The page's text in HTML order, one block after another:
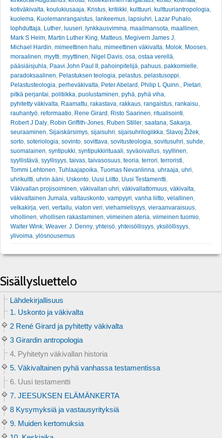
kotiväkivalta, koulukiusaaja, Kristus, kritiikki, kulttuuri, kulttuuriantropologia,
kuolema, Kuolemanrangaistus, lankeemus, lapsiuhri, Lazar Puhalo,
lophduttaja, Luther, luuseri, lynkkausvimma, maailmansota, maallinen,
Mark S Heim, Martin Luther King, Matteus, Megivern James J,
Michael Hardin, mimeettinen halu, mimeettinen väkivalta, Molok, Mooses,
moraalinen, myytti, myyttinen, Nigel Davis, osa, ostaa verellä,
pääsiäisjuhla, Paavi John Paul II , pahoinpitelijä, pahuus, pakkomielle,
paradoksaalinen, Pelastuksen teologia, pelastus, pelastusoppi,
Pelastusteologia, perheväkivalta, Peter Abelard , Philip L Quinn., Pietari,
pitkä perjantai, politiikka, puolustaminen, pyhä, pyhä viha,
pyhitetty väkivalta, Raamattu, rakastava, rakkaus, rangaistus, rankaisu,
rauhantyö, reformaatio, Rene Girard , Risto Saarinen, ritualisointi,
Robert J Daly, Robin Griffith-Jones, Ruben Stiller, saatana, Sakarja,
seuraaminen, Sijaiskärsimys, sijaisuhri, sijaisuhrilogiikka, Slavoj Žižek,
sorto, soteriologia, sovinto, sovittava, sovitusteologia, sovitusuhri, suhde,
suomalainen, syntipukki, syntipukkirituaali, syväoivallus, syyllinen,
syyllistävä, syyllisyys, taivas, taivasosuus, teoria, terrori, terroristi,
Tommi Lehtonen, Tuhlaajapoika, Tuomas Nevanlinna, uhraaja, uhri,
uhrikultti, uhrin ääni, Uskonto, Uusi Liitto, Uusi Testamentti,
Väkivallan projisoiminen, väkivallan uhri, väkivallattomuus, väkivalta,
väkivaltainen Jumala, valtauskonto, vampyyri, vanha liitto, velallinen,
velkakirja, veri, vertailu, viaton veri, viehamielisyys, vieraanvaraisuus,
vihollinen, vihollisen rakastaminen, viimeinen ateria, viimeinen tuomio,
Walter Wink, Weaver. J. Denny, yhteisö, yhteisöllisyys, yksilöllisyys,
ylivoima, ylösnousemus
Sisällysluettelo
Lähdekirjallisuus
1. Uskonto ja väkivalta
2 René Girard ja pyhitetty väkivalta
3 Girardin antropologia
4. Pyhitetyn väkivallan historia
5. Väkivaltainen pyhä vanhassa testamentissa
6. Uusi testamentti
7. JEESUKSEN ELÄMÄNKERTA
8 Kysymyksiä ja vastausyrityksiä
9. Muiden kertomuksia